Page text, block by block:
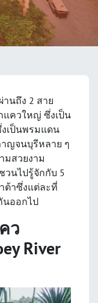
นถึง 2 สาย
ควใหญ่ ซึ่งเป็น
เป็นพรมแดน
ญจนบุรีหลาย ๆ
มสวยงาม
วนไปรู้จักกับ 5
ต้าซึ่งแต่ละที่
นออกไป
ว
River